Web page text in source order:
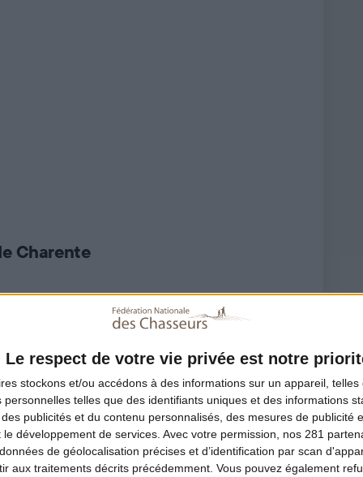
Le respect de votre vie privée est notre
stockons et/ou accédons à des informations sur un appareil, telles
personnelles telles que des identifiants uniques et des informations
publicités et du contenu personnalisés, des mesures de publicité
développement de services. Avec votre permission, nos 281
de géolocalisation précises et d’identification par scan
aux traitements décrits précédemment. Vous pouvez également
Charente
de l'arrêté relatif à
de la chasse dans le
cliquez ici